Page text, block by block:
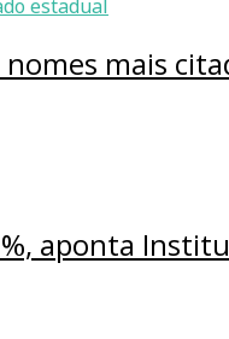
nomes mais
aponta